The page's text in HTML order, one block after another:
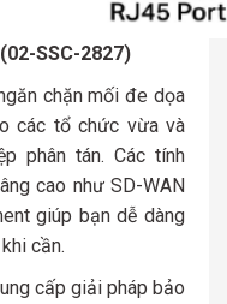
SSC-2827)
chặn mối đe dọa
các tổ chức vừa và
phân tán. Các tính
cao như SD-WAN
giúp bạn dễ dàng
cần.
cấp giải pháp bảo